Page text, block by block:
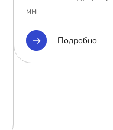
мм
Подробно